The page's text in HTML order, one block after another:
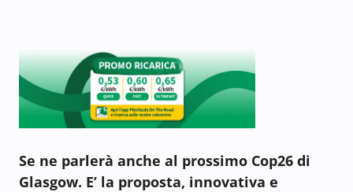
Se ne parlerà anche al prossimo Cop26 di
Glasgow. E’ la proposta, innovativa e